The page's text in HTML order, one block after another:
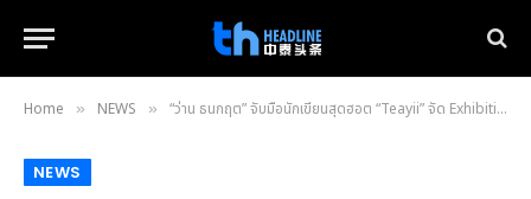
Home » NEWS » “ว่าน ธนกฤต” จับมือนักเขียนสุดฮอต “Teayii” จัด Exhibition สุดพิเศษสานต่อความเหงาจากซิงเกิล “นิมมานซอย 9”
NEWS